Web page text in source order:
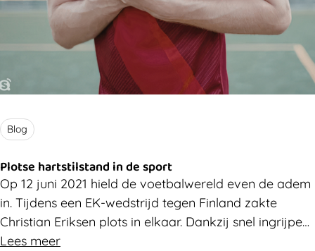
Blog
Plotse hartstilstand in de sport
Op 12 juni 2021 hield de voetbalwereld even de adem
in. Tijdens een EK-wedstrijd tegen Finland zakte
Christian Eriksen plots in elkaar. Dankzij snel ingrijpen
werd hij succesvol gereanimeerd. In deze blog helpt
Lees meer